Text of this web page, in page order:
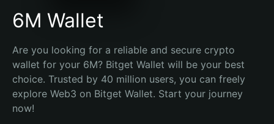
6M Wallet
Are you looking for a reliable and secure crypto
wallet for your 6M? Bitget Wallet will be your best
choice. Trusted by 40 million users, you can freely
explore Web3 on Bitget Wallet. Start your journey
now!